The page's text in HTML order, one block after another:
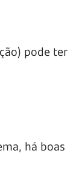
pode ter
há boas